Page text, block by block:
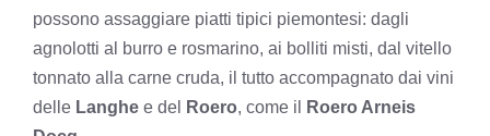
possono assaggiare piatti tipici piemontesi: dagli
agnolotti al burro e rosmarino, ai bolliti misti, dal vitello
tonnato alla carne cruda, il tutto accompagnato dai vini
delle Langhe e del Roero, come il
Roero Arneis